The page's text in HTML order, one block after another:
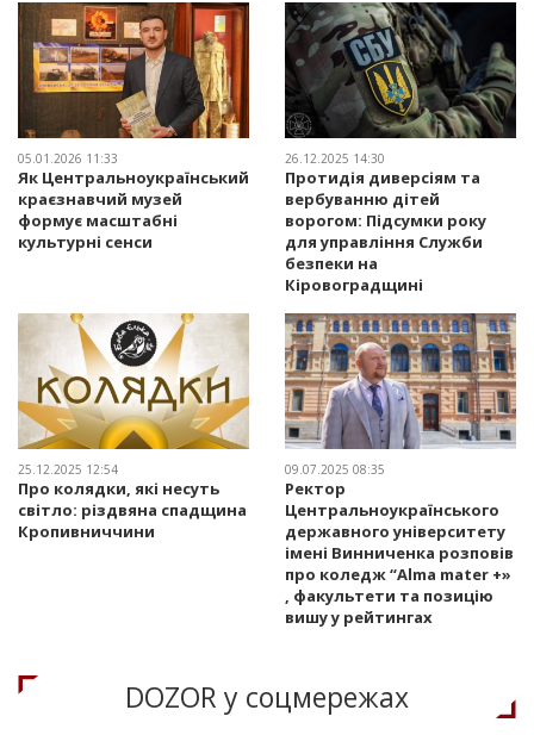
05.01.2026 11:33
Як Центральноукраїнський
краєзнавчий музей
формує масштабні
культурні сенси
26.12.2025 14:30
Протидія диверсіям та
вербуванню дітей
ворогом: Підсумки року
для управління Служби
безпеки на
Кіровоградщині
25.12.2025 12:54
Про колядки, які несуть
світло: різдвяна спадщина
Кропивниччини
09.07.2025 08:35
Ректор
Центральноукраїнського
державного університету
імені Винниченка розповів
про коледж “Alma mater +»
, факультети та позицію
вишу у рейтингах
DOZOR у соцмережах